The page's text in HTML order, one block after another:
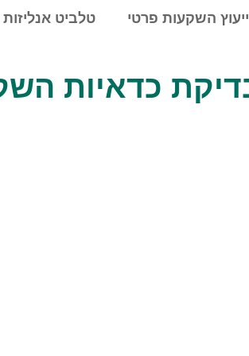
ייעוץ השקעות פרטי טלביט אנליזות